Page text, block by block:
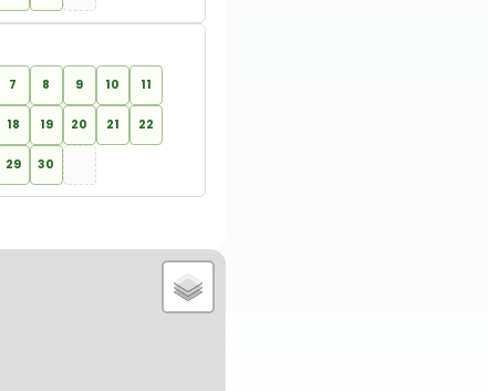
7 8 9 10 11
18 19 20 21 22
29 30